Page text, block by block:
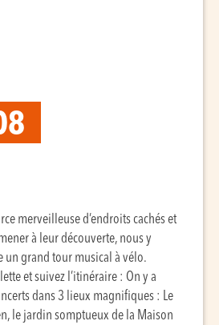
merveilleuse d’endroits cachés et
à leur découverte, nous y
un grand tour musical à vélo.
et suivez l’itinéraire : On y a
dans 3 lieux magnifiques : Le
le jardin somptueux de la Maison